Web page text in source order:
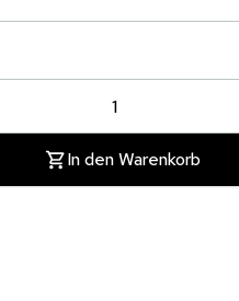
In den Warenkorb